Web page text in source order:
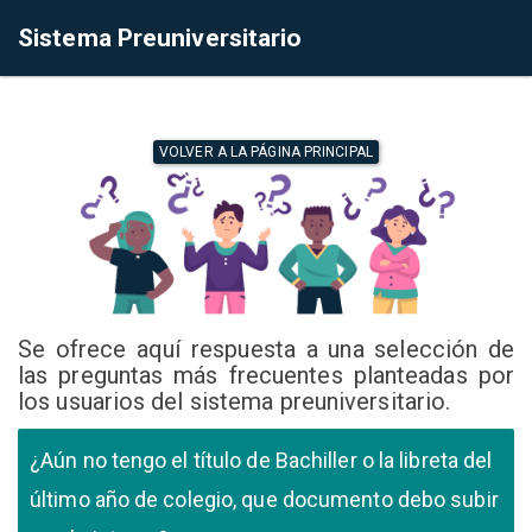
Sistema Preuniversitario
VOLVER A LA PÁGINA PRINCIPAL
Se ofrece aquí respuesta a una selección de
las preguntas más frecuentes planteadas por
los usuarios del sistema preuniversitario.
¿Aún no tengo el título de Bachiller o la libreta del
último año de colegio, que documento debo subir